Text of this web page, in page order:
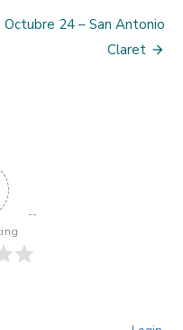
–
Octubre 24 – San Antonio
Claret